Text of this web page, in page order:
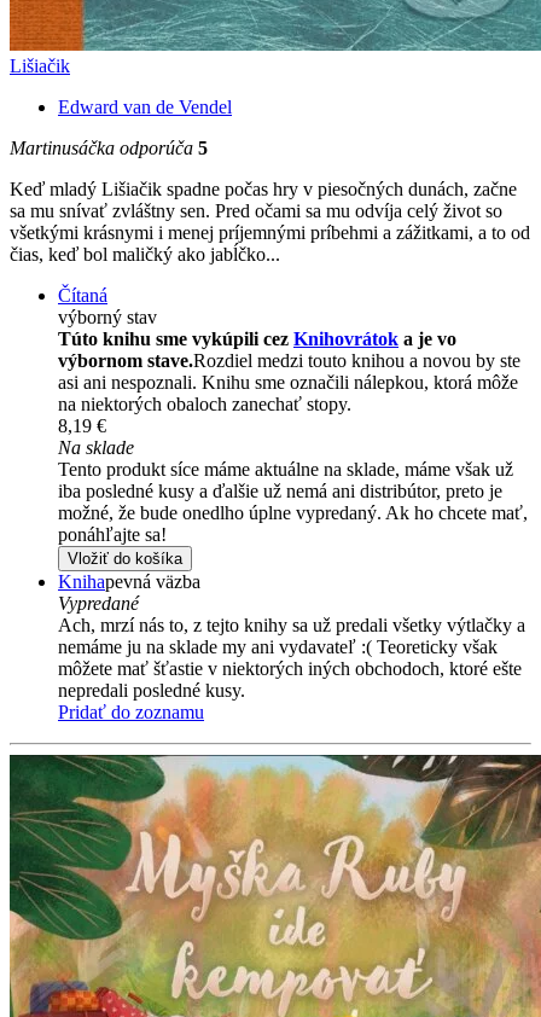
Lišiačik
Edward van de Vendel
Martinusáčka odporúča 5
Keď mladý Lišiačik spadne počas hry v piesočných dunách, začne
sa mu snívať zvláštny sen. Pred očami sa mu odvíja celý život so
všetkými krásnymi i menej príjemnými príbehmi a zážitkami, a to od
čias, keď bol maličký ako jabĺčko...
Čítaná
výborný stav
Túto knihu sme vykúpili cez Knihovrátok a je vo
výbornom stave.Rozdiel medzi touto knihou a novou by ste
asi ani nespoznali. Knihu sme označili nálepkou, ktorá môže
na niektorých obaloch zanechať stopy.
8,19 €
Na sklade
Tento produkt síce máme aktuálne na sklade, máme však už
iba posledné kusy a ďalšie už nemá ani distribútor, preto je
možné, že bude onedlho úplne vypredaný. Ak ho chcete mať,
ponáhľajte sa!
Vložiť do košíka
Knihapevná väzba
Vypredané
Ach, mrzí nás to, z tejto knihy sa už predali všetky výtlačky a
nemáme ju na sklade my ani vydavateľ :( Teoreticky však
môžete mať šťastie v niektorých iných obchodoch, ktoré ešte
nepredali posledné kusy.
Pridať do zoznamu